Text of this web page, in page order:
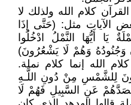
كلام الله ولذلك لا
الآيات مثل: (حَتَّى إِذَا
يَا أَيُّهَا النَّمْلُ ادْخُلُوا
وَجُنُودُهُ وَهُمْ لَا يَشْعُرُونَ)
كلام الله إنما كلام نملة.
لِلشَّمْسِ مِنْ دُونِ اللَّـهِ
عَنِ السَّبِيلِ فَهُمْ لَا